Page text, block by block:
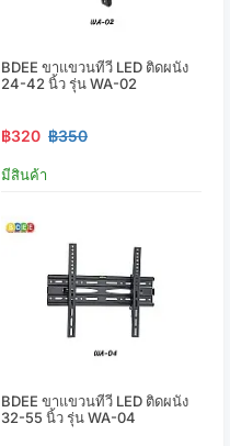
BDEE ขาแขวนทีวี LED ติดผนัง
24-42 นิ้ว รุ่น WA-02
฿320 ฿350
มีสินค้า
BDEE ขาแขวนทีวี LED ติดผนัง
32-55 นิ้ว รุ่น WA-04